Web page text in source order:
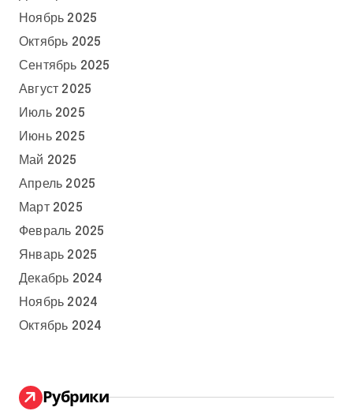
Ноябрь 2025
Октябрь 2025
Сентябрь 2025
Август 2025
Июль 2025
Июнь 2025
Май 2025
Апрель 2025
Март 2025
Февраль 2025
Январь 2025
Декабрь 2024
Ноябрь 2024
Октябрь 2024
Рубрики